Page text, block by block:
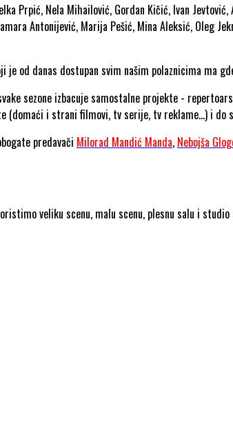
Prpić, Nela Mihailović, Gordan Kičić, Ivan
Antonijević, Marija Pešić, Mina Aleksić, Oleg
od danas dostupan svim našim polaznicima ma
sezone izbacuje samostalne projekte -
i strani filmovi, tv serije, tv reklame...) i
predavači Milorad Mandić Manda, Nebojša
veliku scenu, malu scenu, plesnu salu i studio